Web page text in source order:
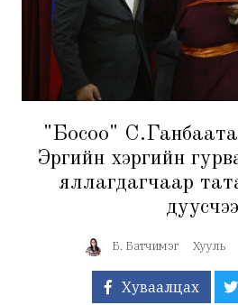
"Босоо"
Эрүүгийн хэргийн
яллагдагчаар
дуусчээ
Б. Батчимэг Хууль
Хуваалцах